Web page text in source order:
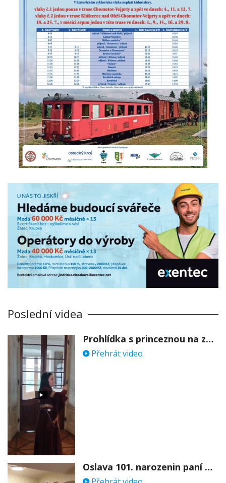
Poslední videa
Prohlídka s princeznou na zámku Stekník
Přehrát video
Oslava 101. narozenin paní Věry Skořepové